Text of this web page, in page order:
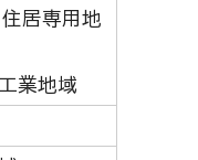
居専用地
業地域